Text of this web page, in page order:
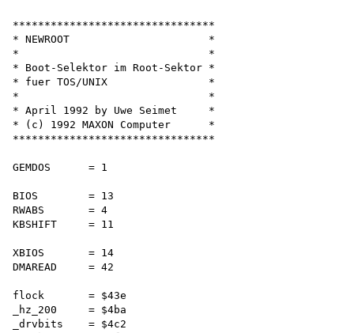
********************************
* NEWROOT                      *
*                              *
* Boot-Selektor im Root-Sektor *
* fuer TOS/UNIX                *
*                              *
* April 1992 by Uwe Seimet     *
* (c) 1992 MAXON Computer      *
********************************
GEMDOS      = 1
BIOS        = 13
RWABS       = 4
KBSHIFT     = 11
XBIOS       = 14
DMAREAD     = 42
flock       = $43e
_hz_200     = $4ba
_drvbits    = $4c2